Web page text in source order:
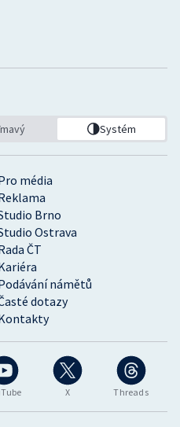
X Threads
média
Brno
Ostrava
ČT
námětů
dotazy
Systém